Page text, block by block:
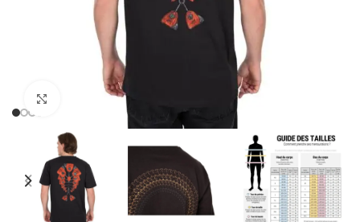
Cliquez pour agrandir